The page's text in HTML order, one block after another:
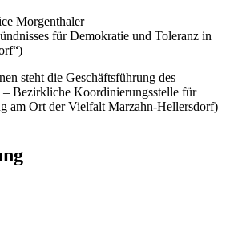
Morgenthaler
für Demokratie und Toleranz in
steht die Geschäftsführung des
Bezirkliche Koordinierungsstelle für
am Ort der Vielfalt Marzahn-Hellersdorf)